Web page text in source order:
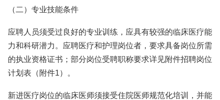
（二）专业技能条件
应聘人员须受过良好的专业训练，应具有较强的临床医疗能
力和科研潜力。应聘医疗和护理岗位者，要求具备岗位所需
的执业资格证书；部分岗位受聘职称要求详见附件招聘岗位
计划表（附件1）。
新进医疗岗位的临床医师须接受住院医师规范化培训，并能